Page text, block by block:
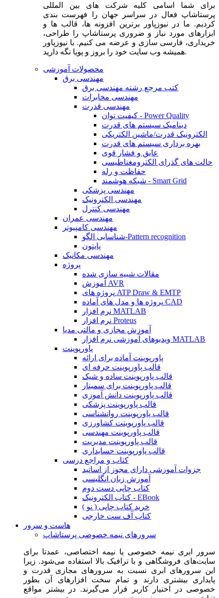
برای شما اسامی کلیه شرکت های بین المللی
پرستاشاپ فعال در سراسر جهان را فهرست بندی
کردیم. ما در نیوزپاور برترین افزونه ها، قالب ها و
ابزارهای مورد نیاز و ضروری پرستاشاپ را طراحی،
خریداری، فارسی سازی و عرضه می کنیم. با نیوزپاور
همیشه وب سایت خود را بروز و پویا نگه دارید.
محصولات آموزشی
مهندسی برق
کتب مرجع رشته مهندسی برق
مهندسی مخابرات
مهندسی قدرت
کیفیت توان - Power Quality
دینامیک سیستم های قدرت
الکترونیک قدرت/ماشین الکتریکی
بهره برداری سیستم های قدرت
عایق و فشار قوی
حالت های گذرای الکترومغناطیسی
حفاظت و رله
شبکه هوشمند - Smart Grid
مهندسی پزشکی
مهندسی الکترونیک
مهندسی کنترل
مهندسی عمران
مهندسی کامپیوتر
شناسایی الگو-Pattern recognition
پایتون
مهندسی مکانیک
پروژه
مقالات شبیه سازی شده
آموزش AVR
پروژه های ATP Draw & EMTP
پروژه ها و مدل های آماده CAD
نرم افزار MATLAB
نرم افزار Proteus
آموزش مجازی و مالتی مدیا
ویدیوهای آموزشی نرم افزار MATLAB
پاورپوینت
پاورپوینت آماده برای ارائه
قالب پاورپوینت حرفه ای
قالب پاورپوینت ساده و شیک
قالب پاورپوینت برای سمینار
قالب پاورپوینت دانش آموزی
قالب پاورپوینت پزشکی
قالب پاورپوینت روانشناسی
قالب پاورپوینت کشاورزی
قالب پاورپوینت مهندسی
قالب پاورپوینت مدیریت
قالب پاورپوینت حسابداری
کتاب و مراجع درسی
جزوات آموزشی دارای مجوز از اساتید
آموزش زبان انگلیسی
کتاب چاپی دست دوم
کتاب الکترونیک - EBook
خرید کتاب چاپی ( نو )
کتاب آف ست خارجی
هاست و سرور
سرورهای نیمه خصوصی پرستاشاپ
سرور ابری نیمه خصوصی یا نیمه اختصاصی، عمدتا برای
سایت‌های فروشگاهی و با ترافیک بالا استفاده می‌شود. زیرا
این سرورهای ابری نسبت به سرورهای مجازی قدرت و
پایداری بیشتری دارند و تمام سخت افزارهای آن بطور
خصوصی در اختیار کاربر قرار می‌گیرند. در بیشتر مواقع